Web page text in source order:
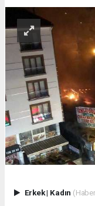
Erkek| Kadın